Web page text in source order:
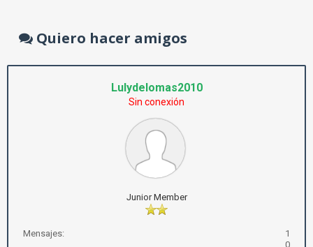
Quiero hacer amigos
Lulydelomas2010
Sin conexión
Junior Member
Mensajes:
1
0